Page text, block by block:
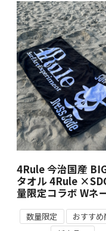
4Rule 今治国産
タオル 4Rule
量限定コラボ Wネ
数量限定
おすすめ